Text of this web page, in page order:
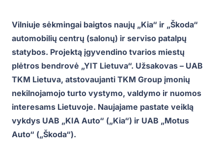
Vilniuje sėkmingai baigtos naujų „Kia“ ir „Škoda“
automobilių centrų (salonų) ir serviso patalpų
statybos. Projektą įgyvendino tvarios miestų
plėtros bendrovė „YIT Lietuva“. Užsakovas – UAB
TKM Lietuva, atstovaujanti TKM Group įmonių
nekilnojamojo turto vystymo, valdymo ir nuomos
interesams Lietuvoje. Naujajame pastate veiklą
vykdys UAB „KIA Auto“ („Kia“) ir UAB „Motus
Auto“ („Škoda“).